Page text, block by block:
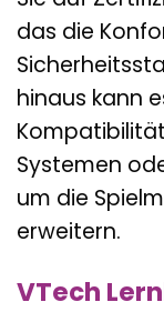
das die
hinaus kann
Systemen
um die
erweitern.
VTech